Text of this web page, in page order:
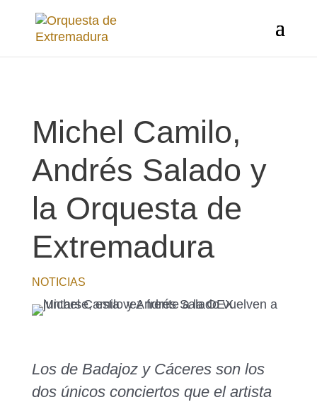
Michel Camilo,
Andrés Salado y
la Orquesta de
Extremadura
NOTICIAS
Los de Badajoz y Cáceres son los
dos únicos conciertos que el artista